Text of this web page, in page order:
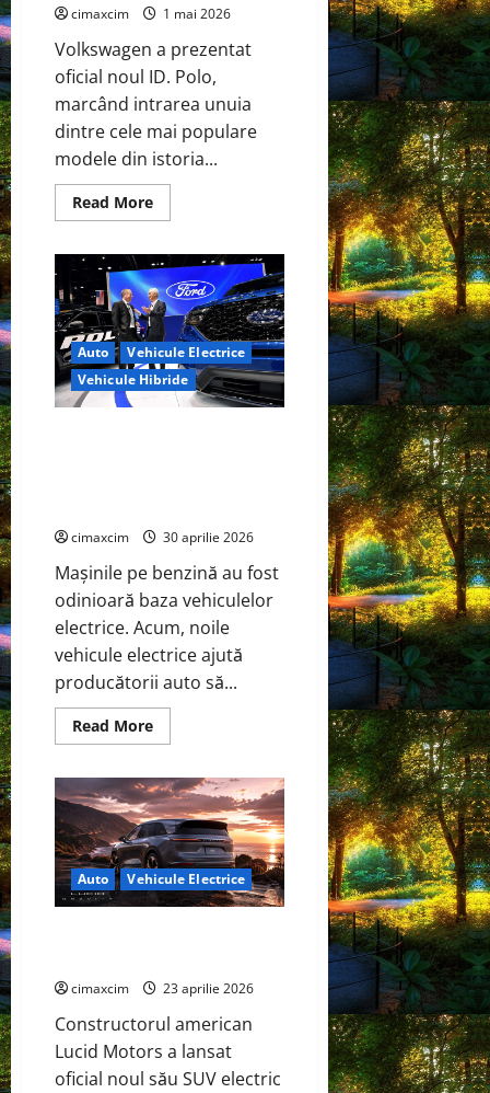
și
CATL
revoluția
globală
cimaxcim 1 mai 2026
Volkswagen a prezentat
oficial noul ID. Polo,
marcând intrarea unuia
dintre cele mai populare
modele din istoria...
Read MoreRead
more
ID.
Polo
–
Lansare
oficială:
un
nou
capitol
electric
pentru
Auto
Vehicule Electrice
Vehicule Hibride
cimaxcim 30 aprilie 2026
Mașinile pe benzină au fost
odinioară baza vehiculelor
electrice. Acum, noile
vehicule electrice ajută
producătorii auto să...
Read MoreRead
more
electrică
Skunkworks
de
la
Ford
va
fi
disponibilă
și
Auto Vehicule Electrice
cimaxcim 23 aprilie 2026
Constructorul american
Lucid Motors a lansat
oficial noul său SUV electric